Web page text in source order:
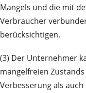
Mangels und die mit
Verbraucher
berücksichtigen.
(3) Der Unternehmer
mangelfreien
Verbesserung als